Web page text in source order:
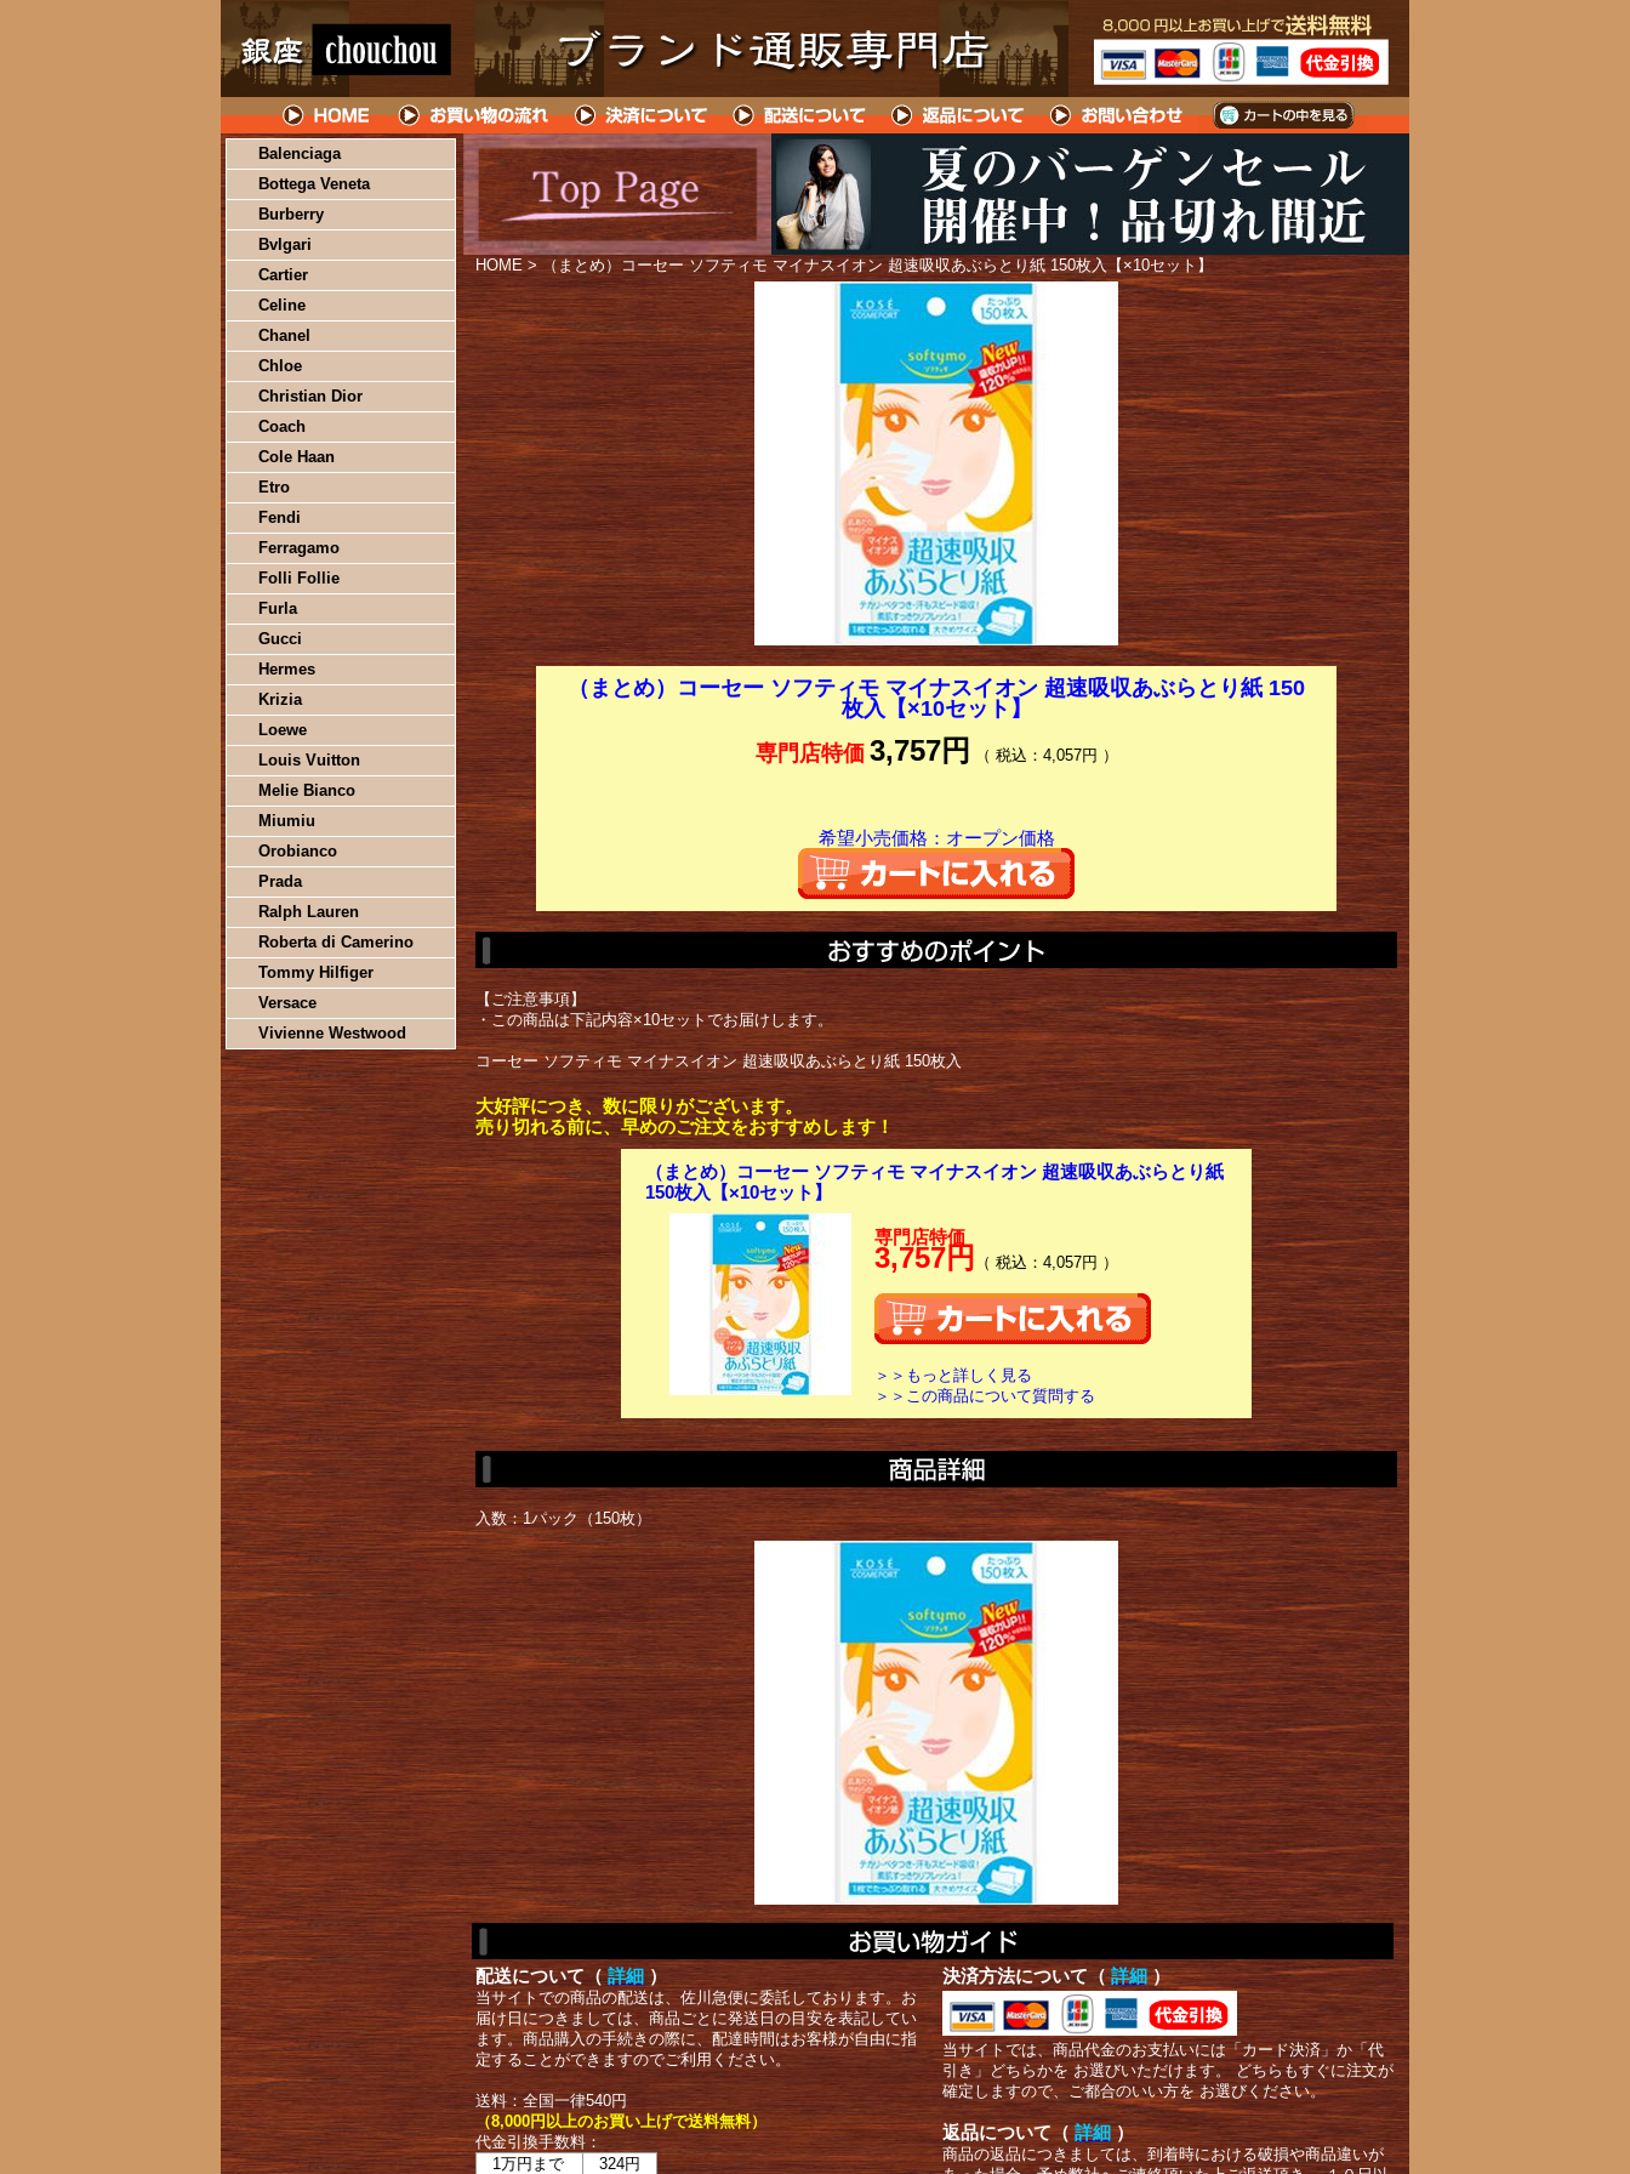
Balenciaga
Bottega Veneta
Burberry
Bvlgari
Cartier
Celine
Chanel
Chloe
Christian Dior
Coach
Cole Haan
Etro
Fendi
Ferragamo
Folli Follie
Furla
Gucci
Hermes
Krizia
Loewe
Louis Vuitton
Melie Bianco
Miumiu
Orobianco
Prada
Ralph Lauren
Roberta di Camerino
Tommy Hilfiger
Versace
Vivienne Westwood
HOME > （まとめ）コーセー ソフティモ マイナスイオン 超速吸収あぶらとり紙 150枚入【×10セット】
（まとめ）コーセー ソフティモ マイナスイオン 超速吸収あぶらとり紙 150
枚入【×10セット】
専門店特価 3,757円 （ 税込：4,057円 ）
希望小売価格：オープン価格
【ご注意事項】
・この商品は下記内容×10セットでお届けします。
コーセー ソフティモ マイナスイオン 超速吸収あぶらとり紙 150枚入
大好評につき、数に限りがございます。
売り切れる前に、早めのご注文をおすすめします！
（まとめ）コーセー ソフティモ マイナスイオン 超速吸収あぶらとり紙
150枚入【×10セット】
専門店特価
3,757円 （ 税込：4,057円 ）
＞＞もっと詳しく見る
＞＞この商品について質問する
入数：1パック（150枚）
配送について（ 詳細 ）
当サイトでの商品の配送は、佐川急便に委託しております。お
届け日につきましては、商品ごとに発送日の目安を表記してい
ます。商品購入の手続きの際に、配達時間はお客様が自由に指
定することができますのでご利用ください。
送料：全国一律540円
（8,000円以上のお買い上げで送料無料）
代金引換手数料：
1万円まで
324円
決済方法について（ 詳細 ）
当サイトでは、商品代金のお支払いには「カード決済」か「代
引き」どちらかを お選びいただけます。 どちらもすぐに注文が
確定しますので、ご都合のいい方を お選びください。
返品について（ 詳細 ）
商品の返品につきましては、到着時における破損や商品違いが